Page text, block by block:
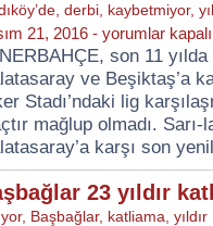
derbi kaybetmiyor,
21, 2016 - Kadıköy’de
11
yıldır
derbi
kaybetmiyor
için
yorumlar kapalı
son 11
ve Beşiktaş’a
Stadı’ndaki lig
mağlup olmadı.
karşı son
23 yıldır
, Başbağlar, katliama yıldır